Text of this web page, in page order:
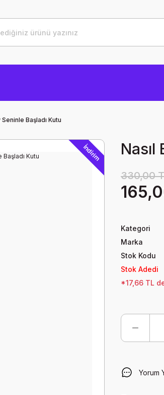
Başladı Kutu
İndirim Nasıl
330,00
Kategori
Marka
Stok Kodu
Stok Adedi
*17,66 TL
Yorum